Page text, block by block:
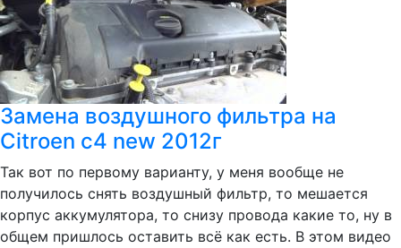
Замена воздушного фильтра на
Citroen c4 new 2012г
Так вот по первому варианту, у меня вообще не
получилось снять воздушный фильтр, то мешается
корпус аккумулятора, то снизу провода какие то, ну в
общем пришлось оставить всё как есть. В этом видео